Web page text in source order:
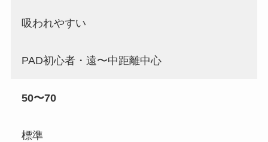
吸われやすい
PAD初心者・遠〜中距離中心
50〜70
標準